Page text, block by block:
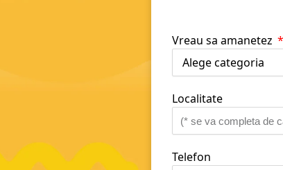
Vreau sa amanetez
Localitate
Telefon